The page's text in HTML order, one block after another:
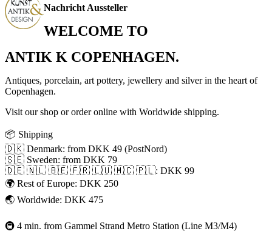
Nachricht Aussteller
WELCOME TO
ANTIK K COPENHAGEN.
Antiques, porcelain, art pottery, jewellery and silver in the heart of
Copenhagen.
Visit our shop or order online with Worldwide shipping.
📦 Shipping
🇩🇰 Denmark: from DKK 49 (PostNord)
🇸🇪 Sweden: from DKK 79
🇩🇪 🇳🇱 🇧🇪 🇫🇷 🇱🇺 🇲🇨 🇵🇱: DKK 99
🌍 Rest of Europe: DKK 250
🌏 Worldwide: DKK 475
🚇 4 min. from Gammel Strand Metro Station (Line M3/M4)